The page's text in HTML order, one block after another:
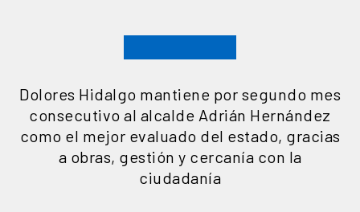
Dolores Hidalgo mantiene por segundo mes
consecutivo al alcalde Adrián Hernández
como el mejor evaluado del estado, gracias
a obras, gestión y cercanía con la
ciudadanía